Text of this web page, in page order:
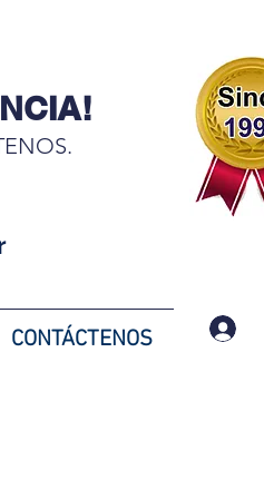
CONTÁCTENOS